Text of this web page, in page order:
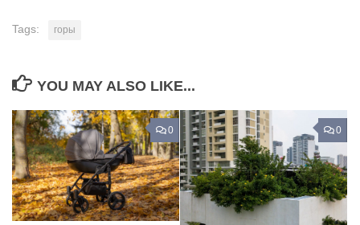
Tags: горы
YOU MAY ALSO LIKE...
0 0